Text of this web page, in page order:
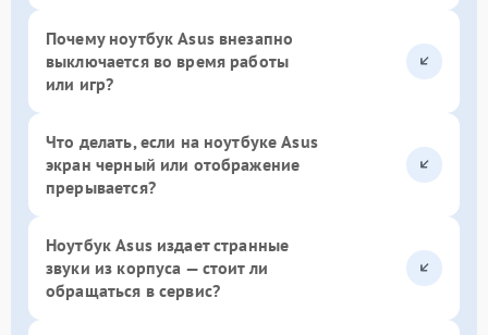
Почему ноутбук Asus внезапно
выключается во время работы
или игр?
Что делать, если на ноутбуке Asus
экран черный или отображение
прерывается?
Ноутбук Asus издает странные
звуки из корпуса — стоит ли
обращаться в сервис?